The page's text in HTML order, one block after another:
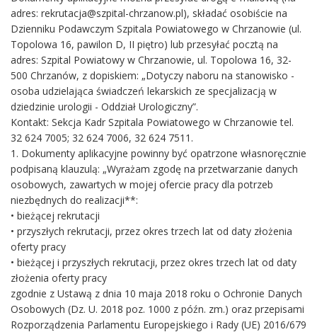
adres: rekrutacja@szpital-chrzanow.pl), składać osobiście na
Dzienniku Podawczym Szpitala Powiatowego w Chrzanowie (ul.
Topolowa 16, pawilon D, II piętro) lub przesyłać pocztą na
adres: Szpital Powiatowy w Chrzanowie, ul. Topolowa 16, 32-
500 Chrzanów, z dopiskiem: „Dotyczy naboru na stanowisko -
osoba udzielająca świadczeń lekarskich ze specjalizacją w
dziedzinie urologii - Oddział Urologiczny”.
Kontakt: Sekcja Kadr Szpitala Powiatowego w Chrzanowie tel.
32 624 7005; 32 624 7006, 32 624 7511.
1. Dokumenty aplikacyjne powinny być opatrzone własnoręcznie
podpisaną klauzulą: „Wyrażam zgodę na przetwarzanie danych
osobowych, zawartych w mojej ofercie pracy dla potrzeb
niezbędnych do realizacji**:
• bieżącej rekrutacji
• przyszłych rekrutacji, przez okres trzech lat od daty złożenia
oferty pracy
• bieżącej i przyszłych rekrutacji, przez okres trzech lat od daty
złożenia oferty pracy
zgodnie z Ustawą z dnia 10 maja 2018 roku o Ochronie Danych
Osobowych (Dz. U. 2018 poz. 1000 z późn. zm.) oraz przepisami
Rozporządzenia Parlamentu Europejskiego i Rady (UE) 2016/679